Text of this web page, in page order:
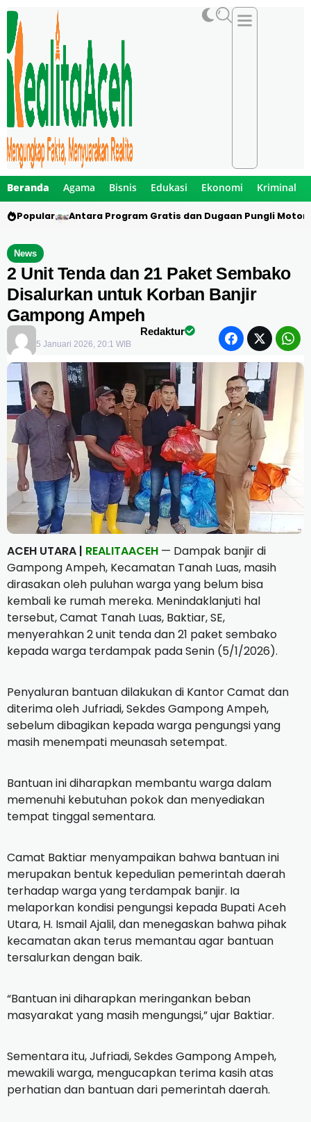
Beranda Agama Bisnis Edukasi Ekonomi Kriminal
Popular Antara Program Gratis dan Dugaan Pungli Motor
News
2 Unit Tenda dan 21 Paket Sembako
Disalurkan untuk Korban Banjir
Gampong Ampeh
Redaktur
5 Januari 2026, 20:1 WIB
ACEH UTARA | REALITAACEH — Dampak banjir di
Gampong Ampeh, Kecamatan Tanah Luas, masih
dirasakan oleh puluhan warga yang belum bisa
kembali ke rumah mereka. Menindaklanjuti hal
tersebut, Camat Tanah Luas, Baktiar, SE,
menyerahkan 2 unit tenda dan 21 paket sembako
kepada warga terdampak pada Senin (5/1/2026).
Penyaluran bantuan dilakukan di Kantor Camat dan
diterima oleh Jufriadi, Sekdes Gampong Ampeh,
sebelum dibagikan kepada warga pengungsi yang
masih menempati meunasah setempat.
Bantuan ini diharapkan membantu warga dalam
memenuhi kebutuhan pokok dan menyediakan
tempat tinggal sementara.
Camat Baktiar menyampaikan bahwa bantuan ini
merupakan bentuk kepedulian pemerintah daerah
terhadap warga yang terdampak banjir. Ia
melaporkan kondisi pengungsi kepada Bupati Aceh
Utara, H. Ismail Ajalil, dan menegaskan bahwa pihak
kecamatan akan terus memantau agar bantuan
tersalurkan dengan baik.
“Bantuan ini diharapkan meringankan beban
masyarakat yang masih mengungsi,” ujar Baktiar.
Sementara itu, Jufriadi, Sekdes Gampong Ampeh,
mewakili warga, mengucapkan terima kasih atas
perhatian dan bantuan dari pemerintah daerah.